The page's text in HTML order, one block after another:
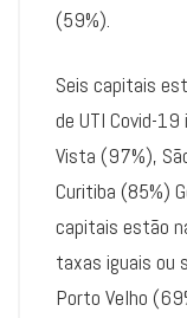
(59%).
Seis capitais
de UTI Covid-
Vista (97%),
Curitiba (85%)
capitais estão
taxas iguais ou
Porto Velho